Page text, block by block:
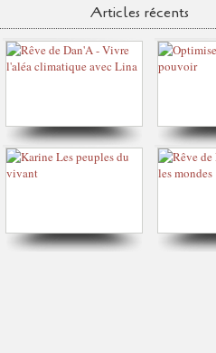
Articles récents